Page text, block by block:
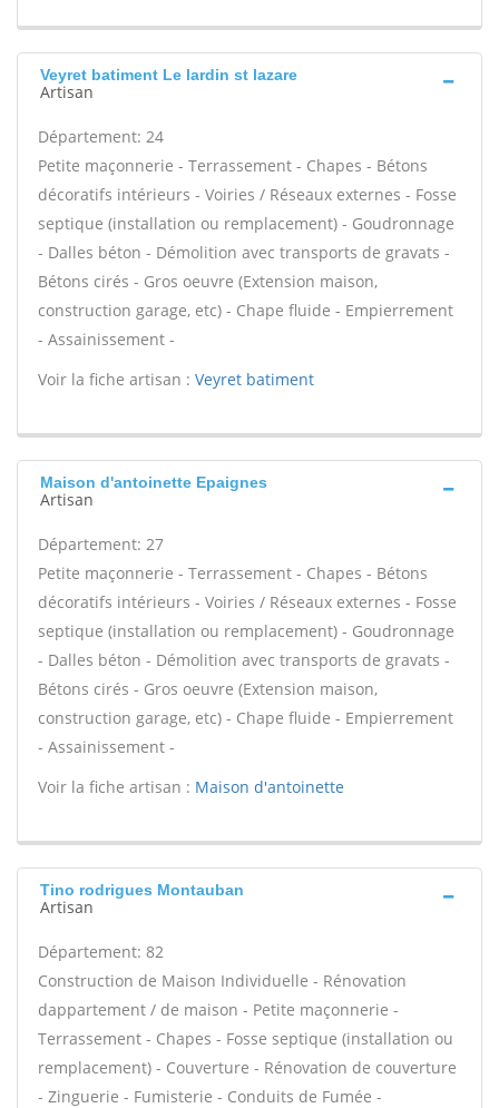
Veyret batiment Le lardin st lazare
Artisan
Département: 24
Petite maçonnerie - Terrassement - Chapes - Bétons
décoratifs intérieurs - Voiries / Réseaux externes - Fosse
septique (installation ou remplacement) - Goudronnage
- Dalles béton - Démolition avec transports de gravats -
Bétons cirés - Gros oeuvre (Extension maison,
construction garage, etc) - Chape fluide - Empierrement
- Assainissement -
Voir la fiche artisan : Veyret batiment
Maison d'antoinette Epaignes
Artisan
Département: 27
Petite maçonnerie - Terrassement - Chapes - Bétons
décoratifs intérieurs - Voiries / Réseaux externes - Fosse
septique (installation ou remplacement) - Goudronnage
- Dalles béton - Démolition avec transports de gravats -
Bétons cirés - Gros oeuvre (Extension maison,
construction garage, etc) - Chape fluide - Empierrement
- Assainissement -
Voir la fiche artisan : Maison d'antoinette
Tino rodrigues Montauban
Artisan
Département: 82
Construction de Maison Individuelle - Rénovation
dappartement / de maison - Petite maçonnerie -
Terrassement - Chapes - Fosse septique (installation ou
remplacement) - Couverture - Rénovation de couverture
- Zinguerie - Fumisterie - Conduits de Fumée -